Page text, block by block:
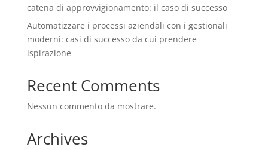
catena di approvvigionamento: il caso di successo
Automatizzare i processi aziendali con i gestionali
moderni: casi di successo da cui prendere
ispirazione
Recent Comments
Nessun commento da mostrare.
Archives